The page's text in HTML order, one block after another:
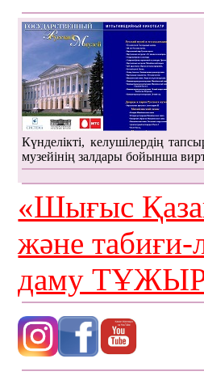
Күнделікті, келушілердің
музейінің залдары бойынша
«Шығыс
және
даму